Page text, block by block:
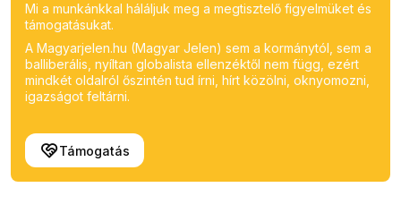
Mi a munkánkkal háláljuk meg a megtisztelő figyelmüket és
támogatásukat.
A Magyarjelen.hu (Magyar Jelen) sem a kormánytól, sem a
balliberális, nyíltan globalista ellenzéktől nem függ, ezért
mindkét oldalról őszintén tud írni, hírt közölni, oknyomozni,
igazságot feltárni.
Támogatás